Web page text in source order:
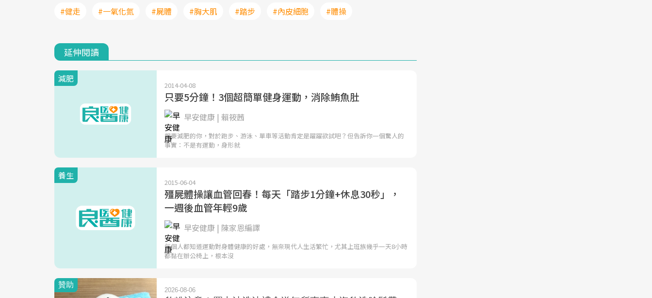
#健走 #一氧化氮 #屍體 #胸大肌 #踏步 #內皮細胞 #體操
延伸閱讀
減肥
2014-04-08
只要5分鐘！3個超簡單健身運動，消除鮪魚肚
早安健康 | 賴筱茜
想要減肥的你，對於跑步、游泳、單車等活動肯定是躍躍欲試吧？但告訴你一個驚人的
事實：不是有運動，身形就
養生
2015-06-04
殭屍體操讓血管回春！每天「踏步1分鐘+休息30秒」，
一週後血管年輕9歲
早安健康 | 陳家恩編譯
每個人都知道運動對身體健康的好處，無奈現代人生活繁忙，尤其上班族幾乎一天8小時
都黏在辦公椅上，根本沒